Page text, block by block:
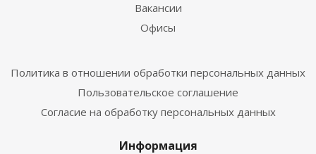
Вакансии
Офисы
Политика в отношении обработки персональных данных
Пользовательское соглашение
Согласие на обработку персональных данных
Информация